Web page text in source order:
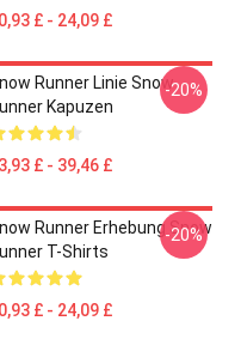
£ - 24,09 £
Runner Linie Snow
Kapuzen
£ - 39,46 £
-20%
Runner Erhebung Snow
T-Shirts
£ - 24,09 £
-20%